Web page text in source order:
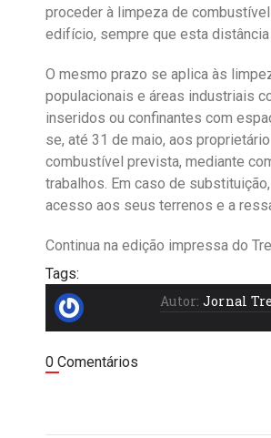
proceder à limpeza de
edifício, sempre que esta
O mesmo prazo se aplica às
populacionais e áreas industriais
inseridos ou confinantes com
se, até 31 de maio, aos
combustível prevista, mediante
trabalhos. Em caso de
acesso aos seus terrenos e a
Continua na edição impressa do
Tags:
Autor: Jornal
0 Comentários